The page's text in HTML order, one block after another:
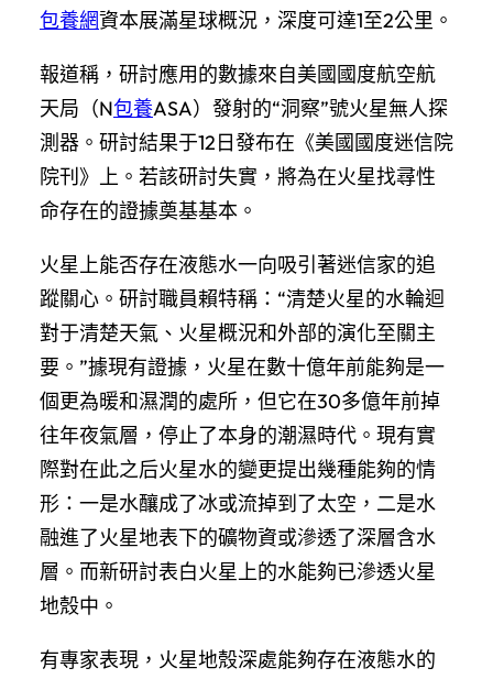
包養網資本展滿星球概況，深度可達1至2公里。
報道稱，研討應用的數據來自美國國度航空航
天局（N包養ASA）發射的“洞察”號火星無人探
測器。研討結果于12日發布在《美國國度迷信院
院刊》上。若該研討失實，將為在火星找尋性
命存在的證據奠基基本。
火星上能否存在液態水一向吸引著迷信家的追
蹤關心。研討職員賴特稱：“清楚火星的水輪迴
對于清楚天氣、火星概況和外部的演化至關主
要。”據現有證據，火星在數十億年前能夠是一
個更為暖和濕潤的處所，但它在30多億年前掉
往年夜氣層，停止了本身的潮濕時代。現有實
際對在此之后火星水的變更提出幾種能夠的情
形：一是水釀成了冰或流掉到了太空，二是水
融進了火星地表下的礦物資或滲透了深層含水
層。而新研討表白火星上的水能夠已滲透火星
地殼中。
有專家表現，火星地殼深處能夠存在液態水的